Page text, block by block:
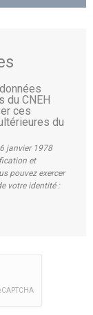
du CNEH
ces
du
janvier 1978
et
pouvez exercer
votre identité :